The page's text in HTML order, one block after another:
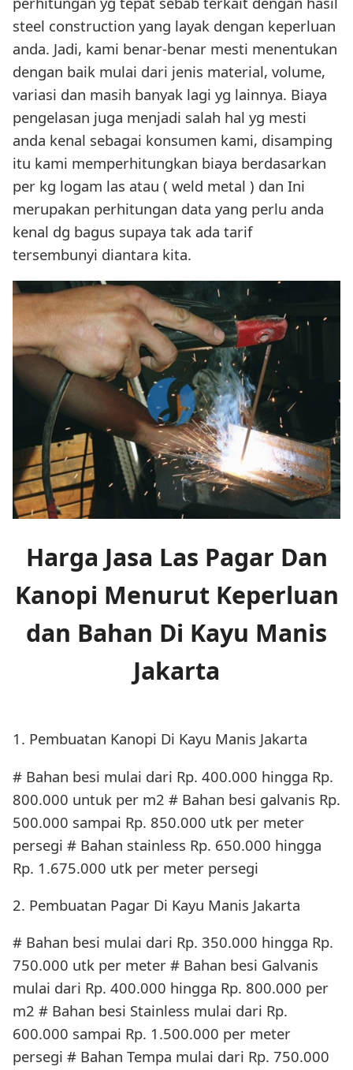
steel construction yang layak dengan keperluan
anda. Jadi, kami benar-benar mesti menentukan
dengan baik mulai dari jenis material, volume,
variasi dan masih banyak lagi yg lainnya. Biaya
pengelasan juga menjadi salah hal yg mesti
anda kenal sebagai konsumen kami, disamping
itu kami memperhitungkan biaya berdasarkan
per kg logam las atau ( weld metal ) dan Ini
merupakan perhitungan data yang perlu anda
kenal dg bagus supaya tak ada tarif
tersembunyi diantara kita.
Harga Jasa Las Pagar Dan
Kanopi Menurut Keperluan
dan Bahan Di Kayu Manis
Jakarta
1. Pembuatan Kanopi Di Kayu Manis Jakarta
# Bahan besi mulai dari Rp. 400.000 hingga Rp.
800.000 untuk per m2 # Bahan besi galvanis Rp.
500.000 sampai Rp. 850.000 utk per meter
persegi # Bahan stainless Rp. 650.000 hingga
Rp. 1.675.000 utk per meter persegi
2. Pembuatan Pagar Di Kayu Manis Jakarta
# Bahan besi mulai dari Rp. 350.000 hingga Rp.
750.000 utk per meter # Bahan besi Galvanis
mulai dari Rp. 400.000 hingga Rp. 800.000 per
m2 # Bahan besi Stainless mulai dari Rp.
600.000 sampai Rp. 1.500.000 per meter
persegi # Bahan Tempa mulai dari Rp. 750.000